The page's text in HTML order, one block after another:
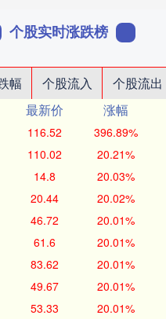
个股实时涨跌榜
幅 个股流入 个股流出
最新价 涨幅
116.52 396.89%
110.02 20.21%
14.8 20.03%
20.44 20.02%
46.72 20.01%
61.6 20.01%
83.62 20.01%
49.67 20.01%
53.33 20.01%